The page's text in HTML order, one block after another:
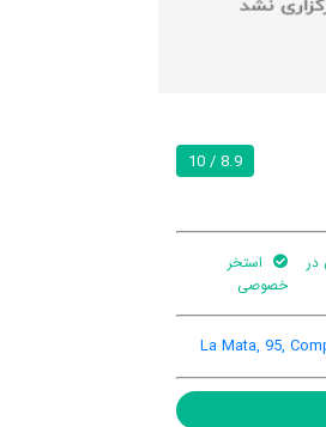
Pago portichuelo s/n, Competa
Competa, Spain, 29754